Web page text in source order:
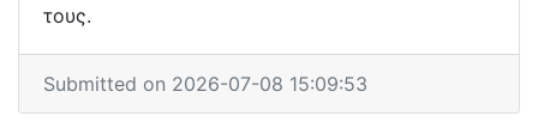
τους.
Submitted on 2026-07-08 15:09:53